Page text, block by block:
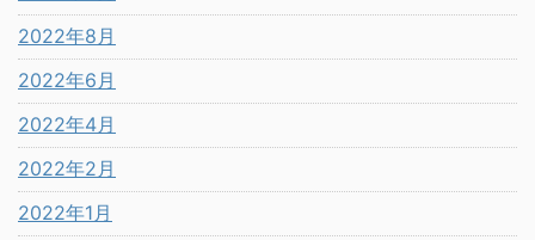
2022年8月
2022年6月
2022年4月
2022年2月
2022年1月